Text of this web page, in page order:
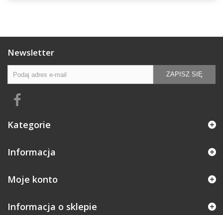
Newsletter
ZAPISZ SIĘ
Kategorie
Informacja
Moje konto
Informacja o sklepie